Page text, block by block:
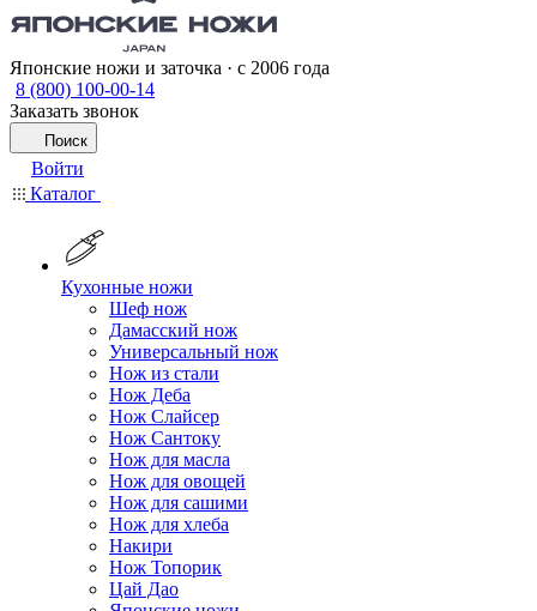
Японские ножи и заточка · с 2006 года
8 (800) 100-00-14
Заказать звонок
Поиск
Войти
Каталог
Кухонные ножи
Шеф нож
Дамасский нож
Универсальный нож
Нож из стали
Нож Деба
Нож Слайсер
Нож Сантоку
Нож для масла
Нож для овощей
Нож для сашими
Нож для хлеба
Накири
Нож Топорик
Цай Дао